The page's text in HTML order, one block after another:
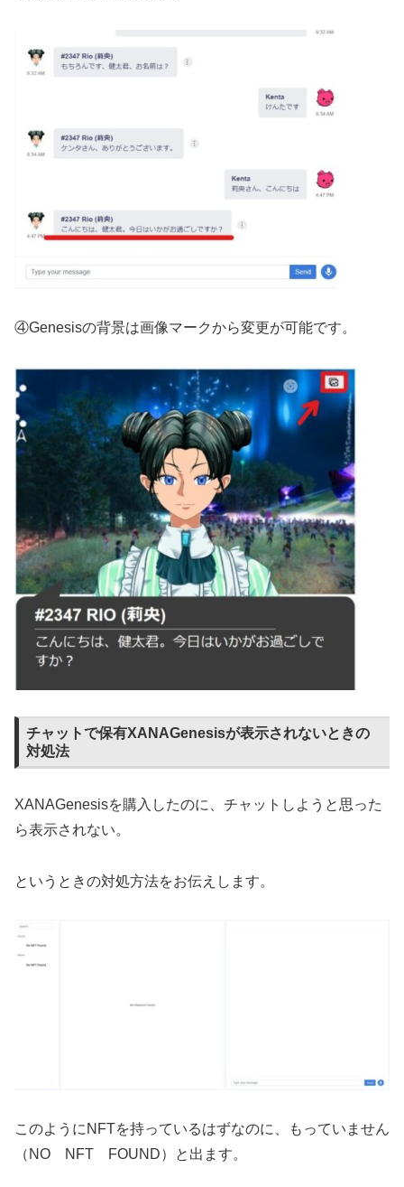
④Genesisの背景は画像マークから変更が可能です。
チャットで保有XANAGenesisが表示されないときの
対処法
XANAGenesisを購入したのに、チャットしようと思った
ら表示されない。
というときの対処方法をお伝えします。
このようにNFTを持っているはずなのに、もっていません
（NO NFT FOUND）と出ます。